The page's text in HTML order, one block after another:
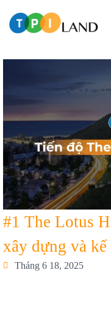
#1 The Lotus
xây dựng và kế
Tháng 6 18, 2025